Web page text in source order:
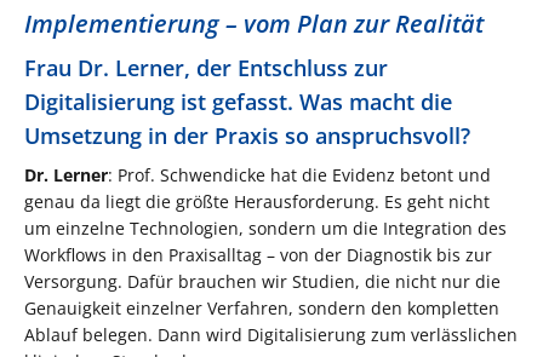
Implementierung – vom Plan zur Realität
Frau Dr. Lerner, der Entschluss zur
Digitalisierung ist gefasst. Was macht die
Umsetzung in der Praxis so anspruchsvoll?
Dr. Lerner: Prof. Schwendicke hat die Evidenz betont und
genau da liegt die größte Herausforderung. Es geht nicht
um einzelne Technologien, sondern um die Integration des
Workflows in den Praxisalltag – von der Diagnostik bis zur
Versorgung. Dafür brauchen wir Studien, die nicht nur die
Genauigkeit einzelner Verfahren, sondern den kompletten
Ablauf belegen. Dann wird Digitalisierung zum verlässlichen